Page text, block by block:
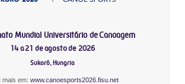
Mundial Universitário de Canoagem
14 a 21 de agosto de 2026
Sukoró, Hungria
mais em: www.canoesports2026.fisu.net